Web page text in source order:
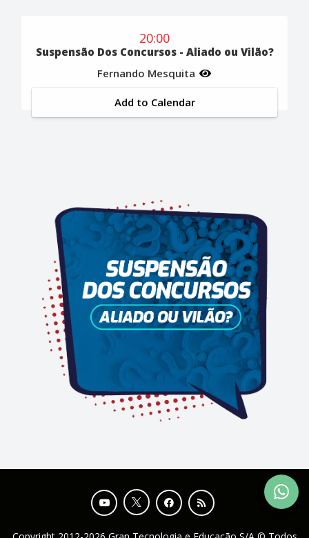
20:00
Suspensão Dos Concursos - Aliado ou Vilão?
Fernando Mesquita
Add to Calendar